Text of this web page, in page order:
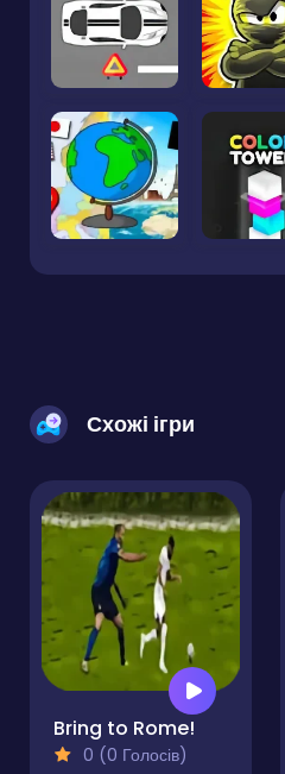
Схожі ігри
Bring to Rome!
0 (0 Голосів)